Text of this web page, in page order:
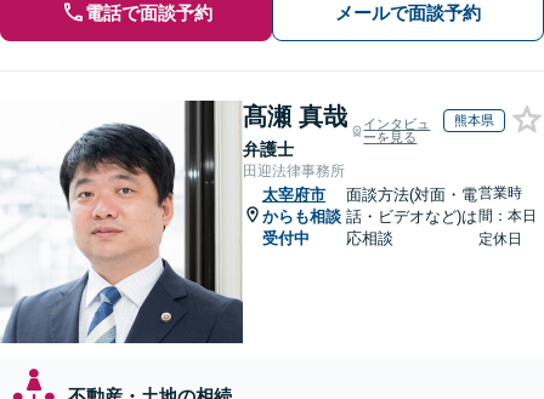
電話で面談予約 メールで面談予約
髙瀬 真哉
弁護士
インタビュ
ーを見る
熊本県
田迎法律事務所
太宰府市
からも相談
受付中
面談方法(対面・電
話・ビデオなど)は
応相談
営業時
間：本日
定休日